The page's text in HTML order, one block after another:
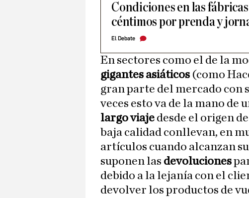
Condiciones en las
céntimos por prenda y
El Debate
En sectores como el de la
gigantes asiáticos (como
gran parte del mercado con
veces esto va de la mano de
largo viaje desde el origen
baja calidad conllevan, en
artículos cuando alcanzan
suponen las devoluciones
debido a la lejanía con el
devolver los productos de